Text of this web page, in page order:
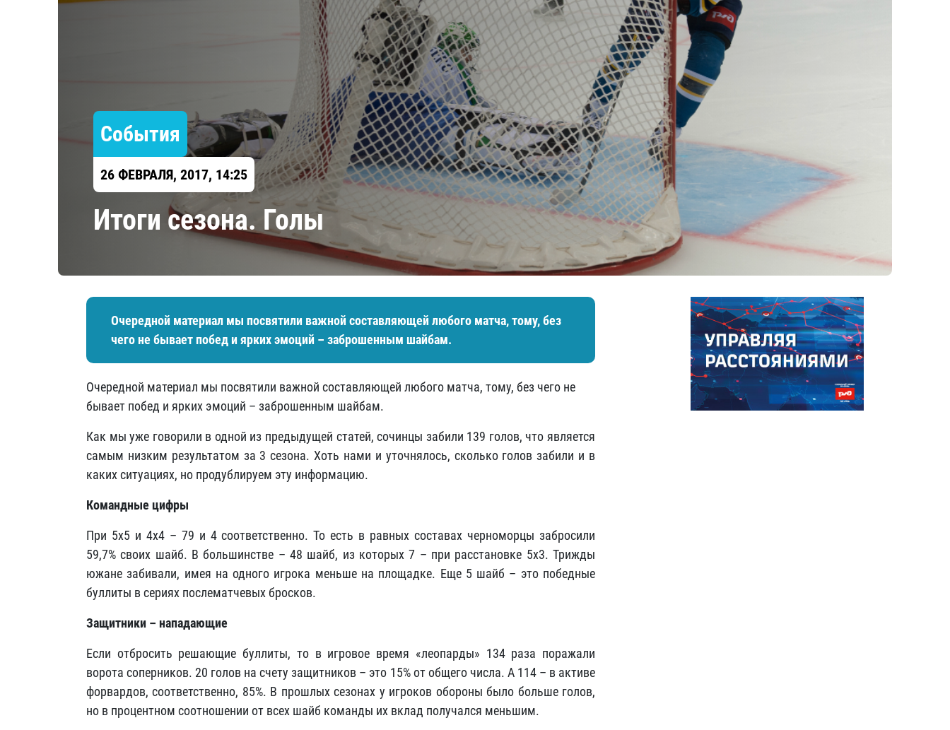
Амур
Барыс
Салават Юлаев
Сибирь
События
26 ФЕВРАЛЯ, 2017, 14:25
Итоги сезона. Голы
Очередной материал мы посвятили важной составляющей любого матча, тому, без
чего не бывает побед и ярких эмоций – заброшенным шайбам.
Очередной материал мы посвятили важной составляющей любого матча, тому, без чего не
бывает побед и ярких эмоций – заброшенным шайбам.
Как мы уже говорили в одной из предыдущей статей, сочинцы забили 139 голов, что является
самым низким результатом за 3 сезона. Хоть нами и уточнялось, сколько голов забили и в
каких ситуациях, но продублируем эту информацию.
Командные цифры
При 5х5 и 4х4 – 79 и 4 соответственно. То есть в равных составах черноморцы забросили
59,7% своих шайб. В большинстве – 48 шайб, из которых 7 – при расстановке 5х3. Трижды
южане забивали, имея на одного игрока меньше на площадке. Еще 5 шайб – это победные
буллиты в сериях послематчевых бросков.
Защитники – нападающие
Если отбросить решающие буллиты, то в игровое время «леопарды» 134 раза поражали
ворота соперников. 20 голов на счету защитников – это 15% от общего числа. А 114 – в активе
форвардов, соответственно, 85%. В прошлых сезонах у игроков обороны было больше голов,
но в процентном соотношении от всех шайб команды их вклад получался меньшим.